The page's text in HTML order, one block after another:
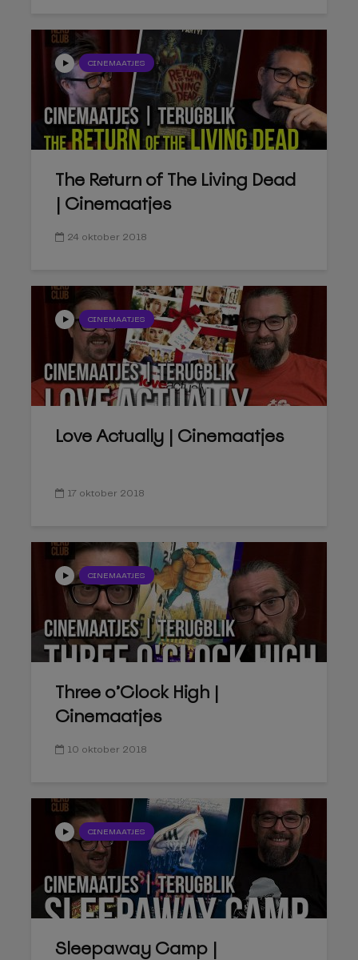
CINEMAATJES
The Return of The Living Dead
| Cinemaatjes
24 oktober 2018
CINEMAATJES
Love Actually | Cinemaatjes
17 oktober 2018
CINEMAATJES
Three o’Clock High |
Cinemaatjes
10 oktober 2018
CINEMAATJES
Sleepaway Camp |